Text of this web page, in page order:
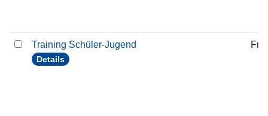
Training Schüler-Jugend
Details